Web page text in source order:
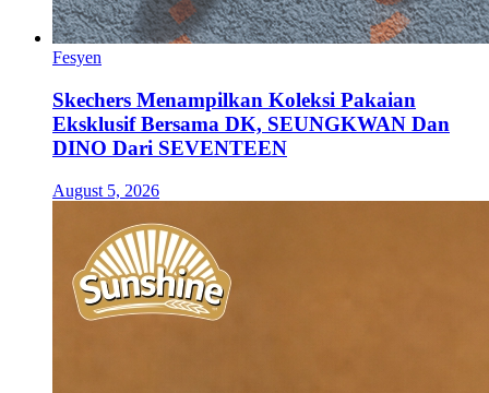
Fesyen
Skechers Menampilkan Koleksi Pakaian
Eksklusif Bersama DK, SEUNGKWAN Dan
DINO Dari SEVENTEEN
August 5, 2026